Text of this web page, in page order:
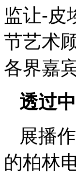
监让-皮
节艺术
各界嘉
透过
展播
的柏林